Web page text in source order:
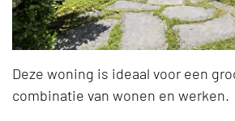
Deze woning is ideaal voor een
combinatie van wonen en werken.